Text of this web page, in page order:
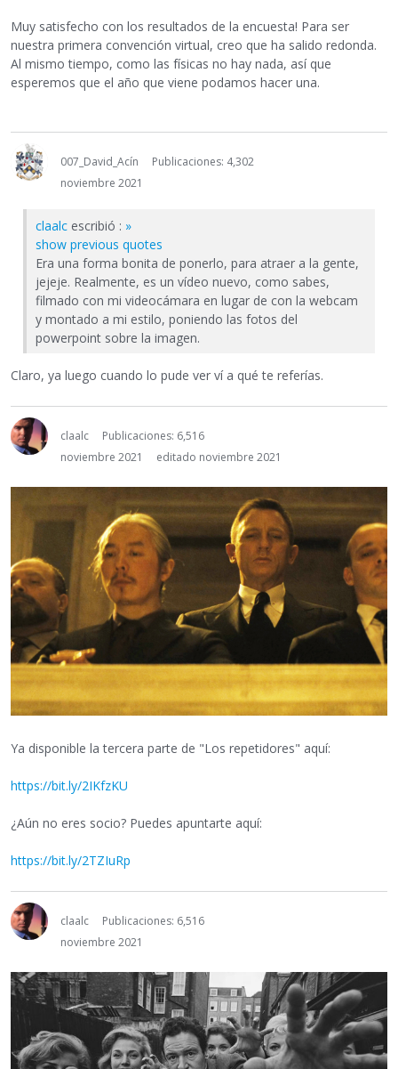
Muy satisfecho con los resultados de la encuesta! Para ser
nuestra primera convención virtual, creo que ha salido redonda.
Al mismo tiempo, como las físicas no hay nada, así que
esperemos que el año que viene podamos hacer una.
007_David_Acín
Publicaciones: 4,302
noviembre 2021
claalc escribió : »
show previous quotes
Era una forma bonita de ponerlo, para atraer a la gente,
jejeje. Realmente, es un vídeo nuevo, como sabes,
filmado con mi videocámara en lugar de con la webcam
y montado a mi estilo, poniendo las fotos del
powerpoint sobre la imagen.
Claro, ya luego cuando lo pude ver ví a qué te referías.
claalc
Publicaciones: 6,516
noviembre 2021
editado noviembre 2021
Ya disponible la tercera parte de "Los repetidores" aquí:
https://bit.ly/2IKfzKU
¿Aún no eres socio? Puedes apuntarte aquí:
https://bit.ly/2TZIuRp
claalc
Publicaciones: 6,516
noviembre 2021